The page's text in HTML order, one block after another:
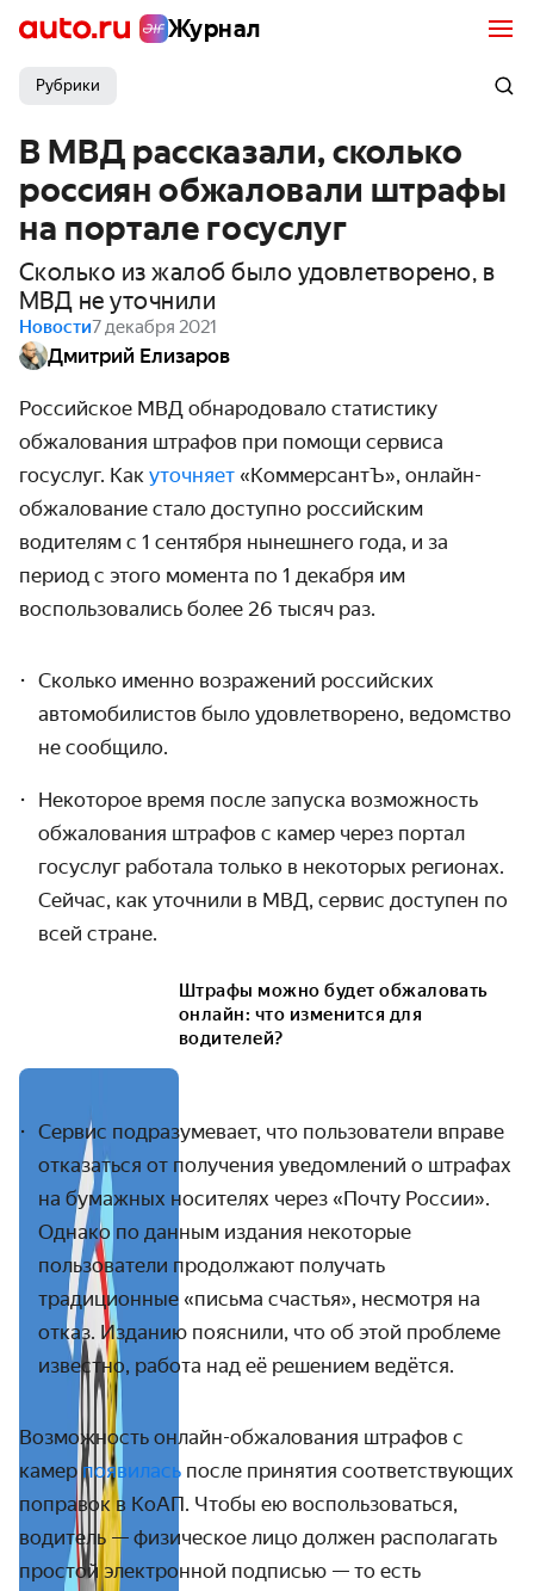
Журнал
Рубрики
В МВД рассказали, сколько
россиян обжаловали штрафы
на портале госуслуг
Сколько из жалоб было удовлетворено, в
МВД не уточнили
Новости7 декабря 2021
Дмитрий Елизаров
Российское МВД обнародовало статистику
обжалования штрафов при помощи сервиса
госуслуг. Как уточняет «КоммерсантЪ», онлайн-
обжалование стало доступно российским
водителям с 1 сентября нынешнего года, и за
период с этого момента по 1 декабря им
воспользовались более 26 тысяч раз.
Сколько именно возражений российских
автомобилистов было удовлетворено, ведомство
не сообщило.
Некоторое время после запуска возможность
обжалования штрафов с камер через портал
госуслуг работала только в некоторых регионах.
Сейчас, как уточнили в МВД, сервис доступен по
всей стране.
Штрафы можно будет обжаловать
онлайн: что изменится для
водителей?
Сервис подразумевает, что пользователи вправе
отказаться от получения уведомлений о штрафах
на бумажных носителях через «Почту России».
Однако по данным издания некоторые
пользователи продолжают получать
традиционные «письма счастья», несмотря на
отказ. Изданию пояснили, что об этой проблеме
известно, работа над её решением ведётся.
Возможность онлайн-обжалования штрафов с
камерпоявилась после принятия соответствующих
поправок в КоАП. Чтобы ею воспользоваться,
водитель — физическое лицо должен располагать
простой электронной подписью — то есть